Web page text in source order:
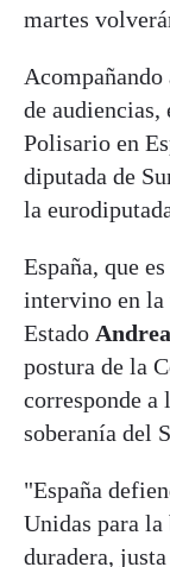
martes
de audiencias,
Polisario en
diputada de
la
España, que
intervino en la
Estado
postura de la
corresponde
soberanía del
"España
Unidas para la
duradera,